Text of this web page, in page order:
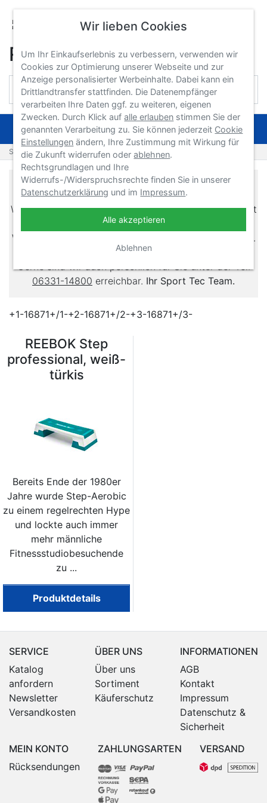
Reebok Professional
NAVIGATION
Startseite Produkte Reebok Professional
Reebok Professional Shop
Willkommen imReebok ProfessionalBereich von Sport
Tec.
Wir bieten Ihnen eine große Auswahl zu fairen Preisen.
Wünschen Sie eine kompetente Beratung?
06331-14800 erreichbar. Ihr Sport Tec Team.
+1-16871+/1-+2-16871+/2-+3-16871+/3-
REEBOK Step
professional, weiß-
türkis
Bereits Ende der 1980er
Jahre wurde Step-Aerobic
zu einem regelrechten Hype
und lockte auch immer
mehr männliche
Fitnessstudiobesuchende
zu ...
Produktdetails
SERVICE
Katalog
anfordern
Newsletter
Versandkosten
ÜBER UNS
Über uns
Sortiment
Käuferschutz
INFORMATIONEN
AGB
Kontakt
Impressum
Datenschutz &
Sicherheit
MEIN KONTO
Rücksendungen
ZAHLUNGSARTEN VERSAND
Wir lieben Cookies
Um Ihr Einkaufserlebnis zu verbessern, verwenden wir
Cookies zur Optimierung unserer Webseite und zur
Anzeige personalisierter Werbeinhalte. Dabei kann ein
Drittlandtransfer stattfinden. Die Datenempfänger
verarbeiten Ihre Daten ggf. zu weiteren, eigenen
Zwecken. Durch Klick aufalle erlauben stimmen Sie der
genannten Verarbeitung zu. Sie können jederzeit Cookie
Einstellungen ändern, Ihre Zustimmung mit Wirkung für
die Zukunft widerrufen oderablehnen.
Rechtsgrundlagen und Ihre
Widerrufs-/Widerspruchsrechte finden Sie in unserer
Datenschutzerklärung und im Impressum.
Alle akzeptieren
Ablehnen